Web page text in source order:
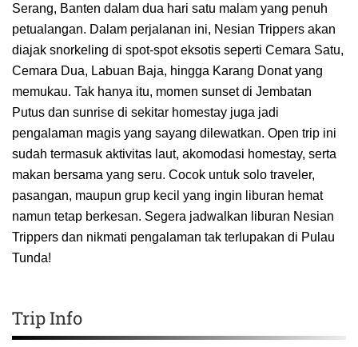
Serang, Banten dalam dua hari satu malam yang penuh
petualangan. Dalam perjalanan ini, Nesian Trippers akan
diajak snorkeling di spot-spot eksotis seperti Cemara Satu,
Cemara Dua, Labuan Baja, hingga Karang Donat yang
memukau. Tak hanya itu, momen sunset di Jembatan
Putus dan sunrise di sekitar homestay juga jadi
pengalaman magis yang sayang dilewatkan. Open trip ini
sudah termasuk aktivitas laut, akomodasi homestay, serta
makan bersama yang seru. Cocok untuk solo traveler,
pasangan, maupun grup kecil yang ingin liburan hemat
namun tetap berkesan. Segera jadwalkan liburan Nesian
Trippers dan nikmati pengalaman tak terlupakan di Pulau
Tunda!
Trip Info